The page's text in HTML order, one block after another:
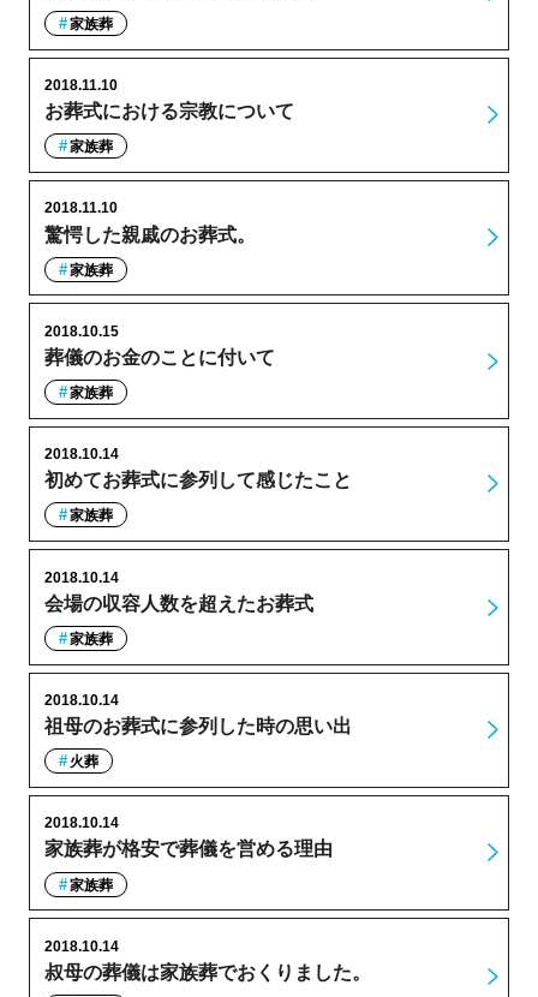
家族葬
お葬式における宗教について
2018.11.10
家族葬
驚愕した親戚のお葬式。
2018.11.10
家族葬
葬儀のお金のことに付いて
2018.10.15
家族葬
初めてお葬式に参列して感じたこと
2018.10.14
家族葬
会場の収容人数を超えたお葬式
2018.10.14
家族葬
祖母のお葬式に参列した時の思い出
2018.10.14
火葬
家族葬が格安で葬儀を営める理由
2018.10.14
家族葬
叔母の葬儀は家族葬でおくりました。
2018.10.14